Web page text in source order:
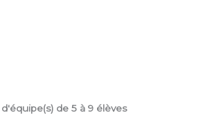
de 5 à 9 élèves